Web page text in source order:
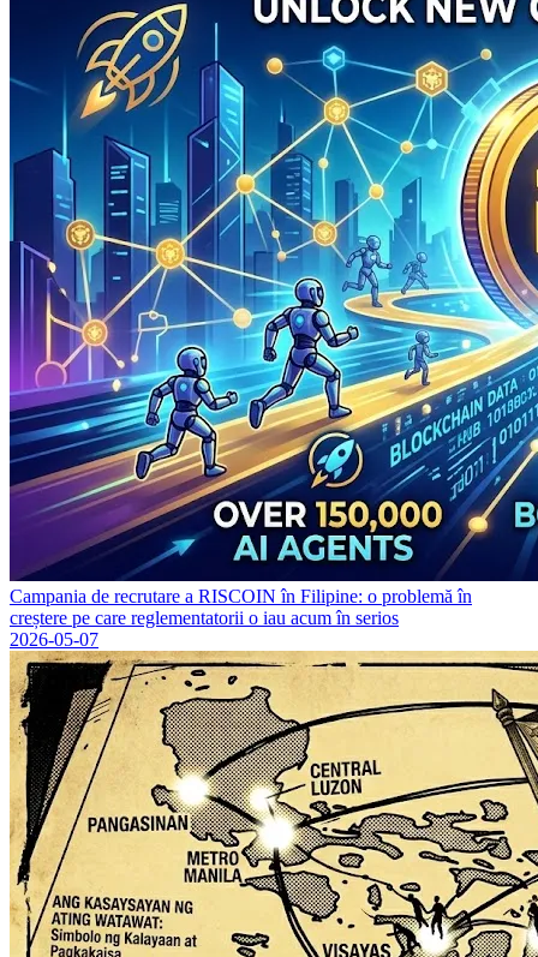
Campania de recrutare a RISCOIN în Filipine: o problemă în
creștere pe care reglementatorii o iau acum în serios
2026-05-07